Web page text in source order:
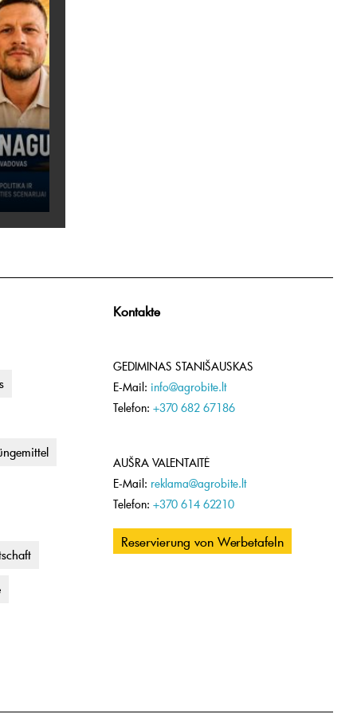
Kontakte
GEDIMINAS STANIŠAUSKAS
E-Mail: info@agrobite.lt
Telefon: +370 682 67186
AUŠRA VALENTAITĖ
E-Mail: reklama@agrobite.lt
Telefon: +370 614 62210
Reservierung von Werbetafeln